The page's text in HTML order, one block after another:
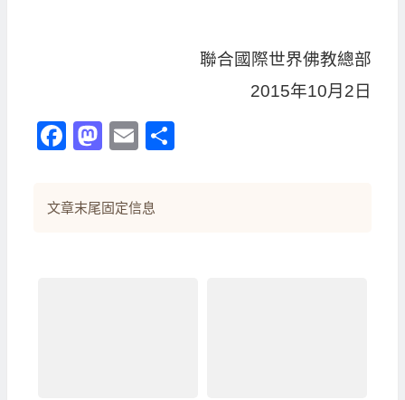
聯合國際世界佛教總部
2015年10月2日
Facebook
Mastodon
Email
文章末尾固定信息